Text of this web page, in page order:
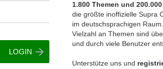
1.800 Themen und
die größte inoffizielle Supra
im deutschsprachigen
Vielzahl an Themen sind
und durch viele Benutzer
Unterstütze uns und